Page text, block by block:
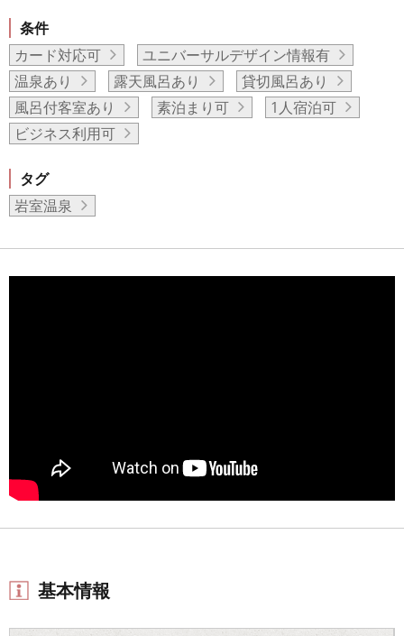
条件
カード対応可
ユニバーサルデザイン情報有
温泉あり
露天風呂あり
貸切風呂あり
風呂付客室あり
素泊まり可
1人宿泊可
ビジネス利用可
タグ
岩室温泉
基本情報